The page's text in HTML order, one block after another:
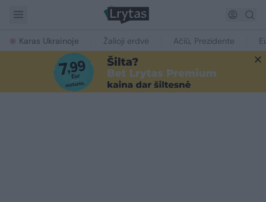
Karas Ukrainoje Žalioji erdvė Ačiū, Prezidente